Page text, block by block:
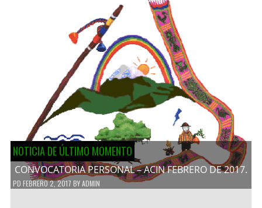
NOTICIA DE ÚLTIMO MOMENTO
CONVOCATORIA PERSONAL – ACIN FEBRERO DE 2017.
PD FEBRERO 2, 2017 BYADMIN